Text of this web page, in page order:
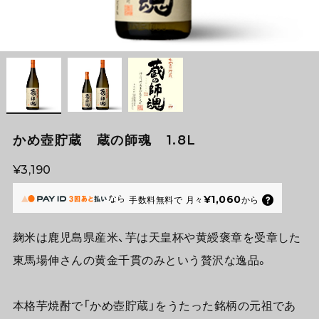
かめ壺貯蔵 蔵の師魂 1.8L
¥3,190
なら 手数料無料で 月々 ¥1,060から
麹米は鹿児島県産米、芋は天皇杯や黄綬褒章を受章した
東馬場伸さんの黄金千貫のみという贅沢な逸品。
本格芋焼酎で「かめ壺貯蔵」をうたった銘柄の元祖であ